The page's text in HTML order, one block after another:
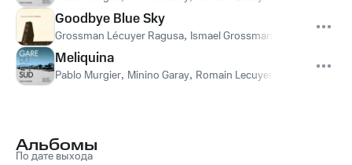
Goodbye Blue Sky
Grossman Lécuyer Ragusa, Ismael Grossman
Meliquina
Pablo Murgier, Minino Garay, Romain Lecuyer
Альбомы
По дате выхода